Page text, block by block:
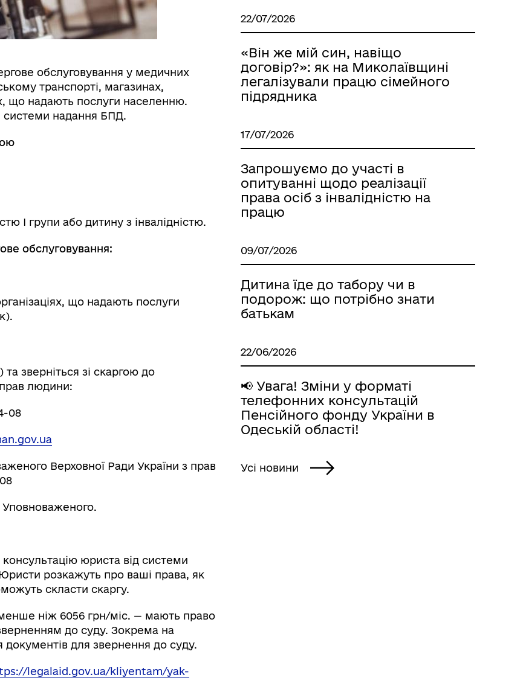
обслуговування у медичних
транспорті, магазинах,
що надають послуги населенню.
системи надання БПД.
І групи або дитину з інвалідністю.
обслуговування:
що надають послуги
зверніться зі скаргою до
людини:
08
Верховної Ради України з прав
Уповноваженого.
юриста від системи
розкажуть про ваші права, як
скласти скаргу.
ніж 6056 грн/міс. — мають право
до суду. Зокрема на
документів для звернення до суду.
legalaid.gov.ua/kliyentam/yak-
22/07/2026
«Він же мій син, навіщо
договір?»: як на Миколаївщині
легалізували працю сімейного
підрядника
17/07/2026
Запрошуємо до участі в
опитуванні щодо реалізації
права осіб з інвалідністю на
працю
09/07/2026
Дитина їде до табору чи в
подорож: що потрібно знати
батькам
22/06/2026
📢 Увага! Зміни у форматі
телефонних консультацій
Пенсійного фонду України в
Одеській області!
Усі новини